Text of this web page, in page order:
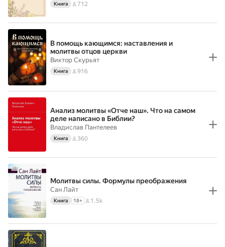
Книга 712
В помощь кающимся: наставления и
молитвы отцов церкви
Виктор Скурьят
Книга 916
Анализ молитвы «Отче наш». Что на самом
деле написано в Библии?
Владислав Пантелеев
Книга 360
Молитвы силы. Формулы преображения
Сан Лайт
Книга 18+ 1.5k